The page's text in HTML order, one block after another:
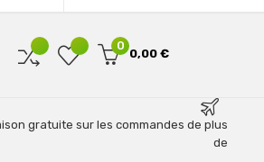
0
0,00 €
gratuite sur les commandes de plus
de